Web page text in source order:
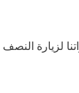
لزيارة النصف